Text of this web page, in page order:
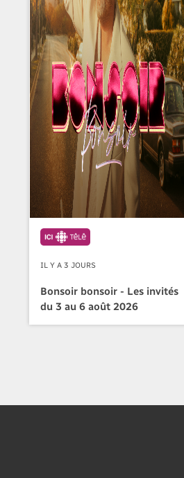
IL Y A 3 JOURS
Bonsoir bonsoir - Les invités
du 3 au 6 août 2026